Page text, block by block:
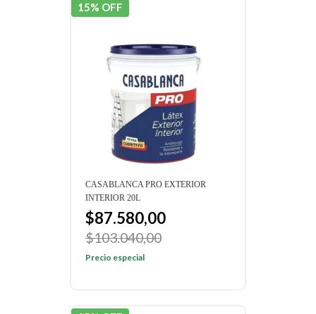
15% OFF
CASABLANCA PRO EXTERIOR
INTERIOR 20L
$87.580,00
$103.040,00
Precio especial